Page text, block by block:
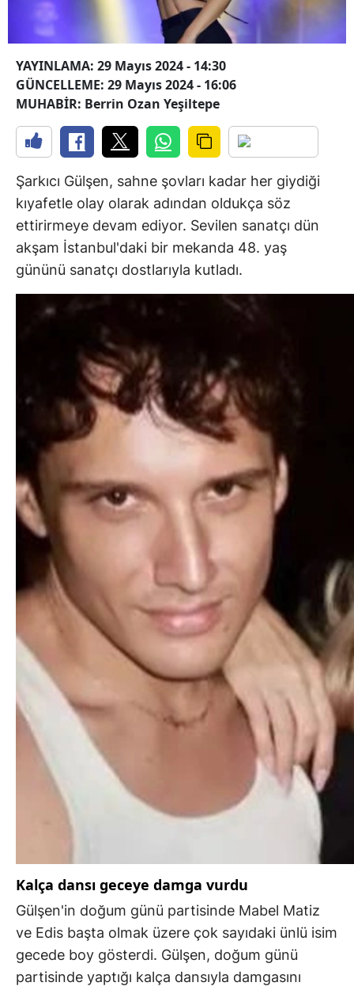
YAYINLAMA: 29 Mayıs 2024 - 14:30
GÜNCELLEME: 29 Mayıs 2024 - 16:06
MUHABİR: Berrin Ozan Yeşiltepe
Şarkıcı Gülşen, sahne şovları kadar her giydiği
kıyafetle olay olarak adından oldukça söz
ettirirmeye devam ediyor. Sevilen sanatçı dün
akşam İstanbul'daki bir mekanda 48. yaş
gününü sanatçı dostlarıyla kutladı.
Kalça dansı geceye damga vurdu
Gülşen'in doğum günü partisinde Mabel Matiz
ve Edis başta olmak üzere çok sayıdaki ünlü isim
gecede boy gösterdi. Gülşen, doğum günü
partisinde yaptığı kalça dansıyla damgasını